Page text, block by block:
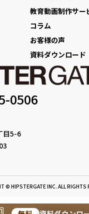
0506
目5-6
教育動画制作サー
コラム
お客様の声
資料ダウンロード
© HIPSTERGATE INC. ALL RIGHTS